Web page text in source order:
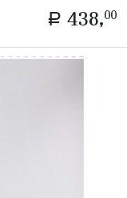
a 438,00